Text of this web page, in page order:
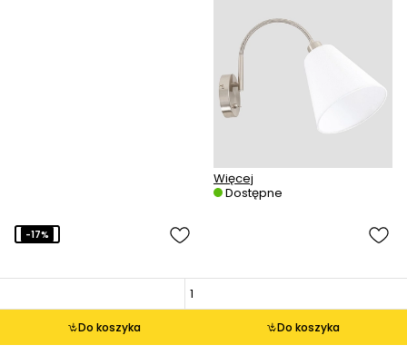
Więcej
Dostępne
Do koszyka
-17%
Do koszyka